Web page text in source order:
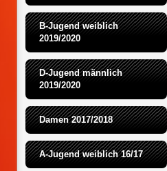
B-Jugend weiblich
2019/2020
D-Jugend männlich
2019/2020
Damen 2017/2018
A-Jugend weiblich 16/17